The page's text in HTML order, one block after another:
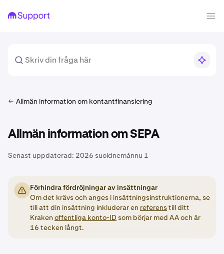
Allmän information om kontantfinansiering
Allmän information om SEPA
Senast uppdaterad: 2026 suoidnemánnu 1
Förhindra fördröjningar av insättningar
Om det krävs och anges i insättningsinstruktionerna, se
till att din insättning inkluderar en referenstill ditt
Kraken offentliga konto-ID som börjar med AA och är
16 tecken långt.